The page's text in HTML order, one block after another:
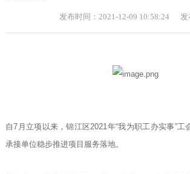
发布时间：2021-12-09 10:58:24 发
自7月立项以来，锦江区2021年“我为职工办实事”工
承接单位稳步推进项目服务落地。